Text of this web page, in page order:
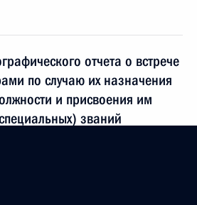
отчета о встрече
по случаю их назначения
и присвоения им
званий